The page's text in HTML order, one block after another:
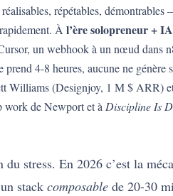
répétables,
À l’ère solopreneur +
un webhook à un nœud dans
4-8 heures, aucune ne génère
Williams (Designjoy, 1 M $ ARR)
work de Newport et àDiscipline Is
stress. En 2026 c’est la
stack composable de 20-30